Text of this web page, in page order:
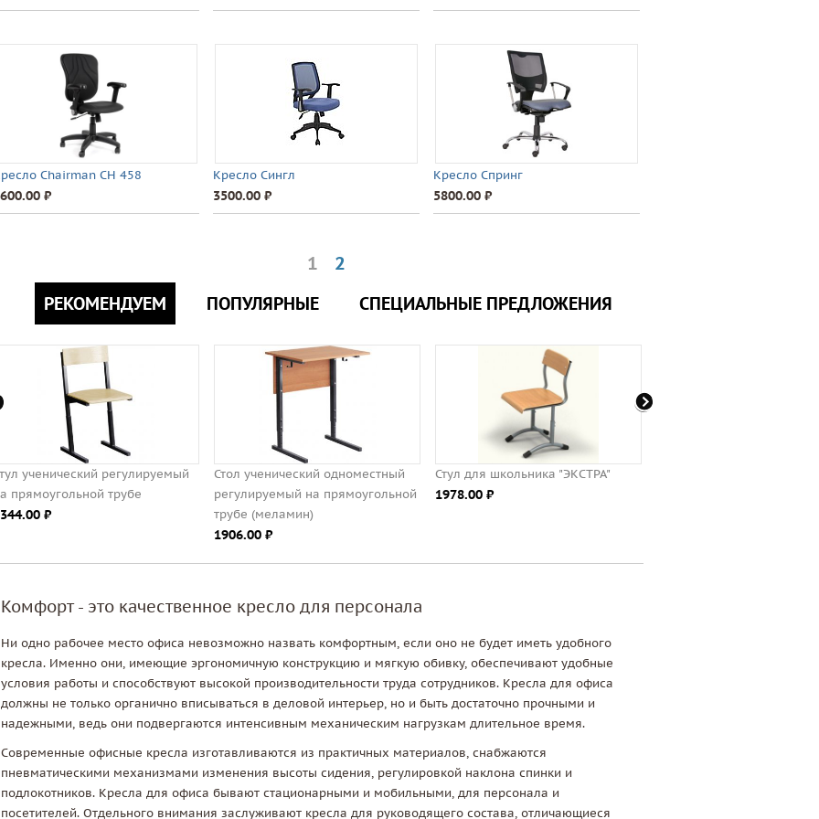
Chairman CH 458
⃏
Кресло Сингл
3500.00 ⃏
Кресло Спринг
5800.00 ⃏
1
2
РЕКОМЕНДУЕМ
ПОПУЛЯРНЫЕ СПЕЦИАЛЬНЫЕ ПРЕДЛОЖЕНИЯ
ученический регулируемый
прямоугольной трубе
⃏
Стол ученический одноместный
регулируемый на прямоугольной
трубе (меламин)
1906.00 ⃏
Стул для школьника "ЭКСТРА"
1978.00 ⃏
Комфорт - это качественное кресло для персонала
Ни одно рабочее место офиса невозможно назвать комфортным, если оно не будет иметь удобного
кресла. Именно они, имеющие эргономичную конструкцию и мягкую обивку, обеспечивают удобные
условия работы и способствуют высокой производительности труда сотрудников. Кресла для офиса
должны не только органично вписываться в деловой интерьер, но и быть достаточно прочными и
надежными, ведь они подвергаются интенсивным механическим нагрузкам длительное время.
Современные офисные кресла изготавливаются из практичных материалов, снабжаются
пневматическими механизмами изменения высоты сидения, регулировкой наклона спинки и
подлокотников. Кресла для офиса бывают стационарными и мобильными, для персонала и
посетителей. Отдельного внимания заслуживают кресла для руководящего состава, отличающиеся